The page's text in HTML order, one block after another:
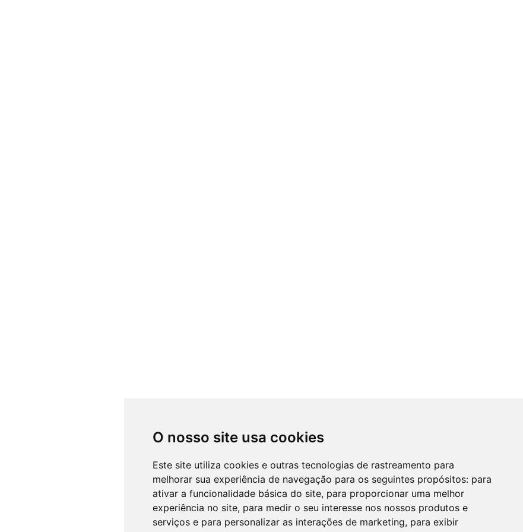
O nosso site usa cookies
Este site utiliza cookies e outras tecnologias de rastreamento para
melhorar sua experiência de navegação para os seguintes propósitos: para
ativar a funcionalidade básica do site, para proporcionar uma melhor
experiência no site, para medir o seu interesse nos nossos produtos e
serviços e para personalizar as interações de marketing, para exibir